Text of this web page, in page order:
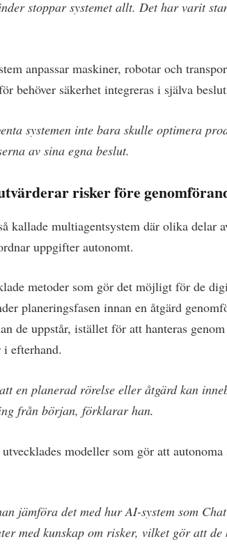
stoppar systemet allt. Det har varit
anpassar maskiner, robotar och
behöver säkerhet integreras i själva
systemen inte bara skulle optimera
av sina egna beslut.
risker före
kallade multiagentsystem där olika delar
uppgifter autonomt.
metoder som gör det möjligt för de
planeringsfasen innan en åtgärd
de uppstår, istället för att hanteras
i efterhand.
en planerad rörelse eller åtgärd kan
från början, förklarar han.
modeller som gör att
jämföra det med hur AI-system som
med kunskap om risker, vilket gör att